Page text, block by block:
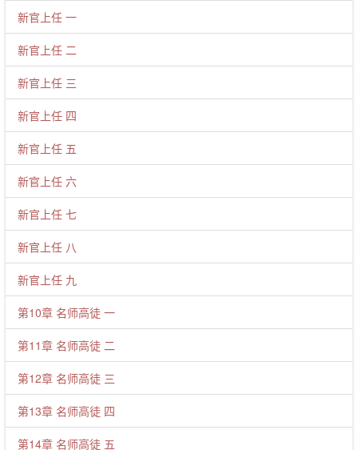
新官上任 一
新官上任 二
新官上任 三
新官上任 四
新官上任 五
新官上任 六
新官上任 七
新官上任 八
新官上任 九
第10章 名师高徒 一
第11章 名师高徒 二
第12章 名师高徒 三
第13章 名师高徒 四
第14章 名师高徒 五